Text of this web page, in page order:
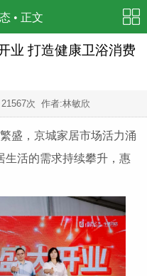
• 正文
业 打造健康卫浴消费
次 作者:林敏欣
，京城家居市场活力涌
生活的需求持续攀升，惠